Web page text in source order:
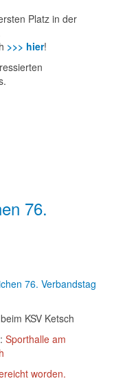
Platz in der
>>> hier!
76.
76. Verbandstag
KSV Ketsch
Sporthalle am
worden.